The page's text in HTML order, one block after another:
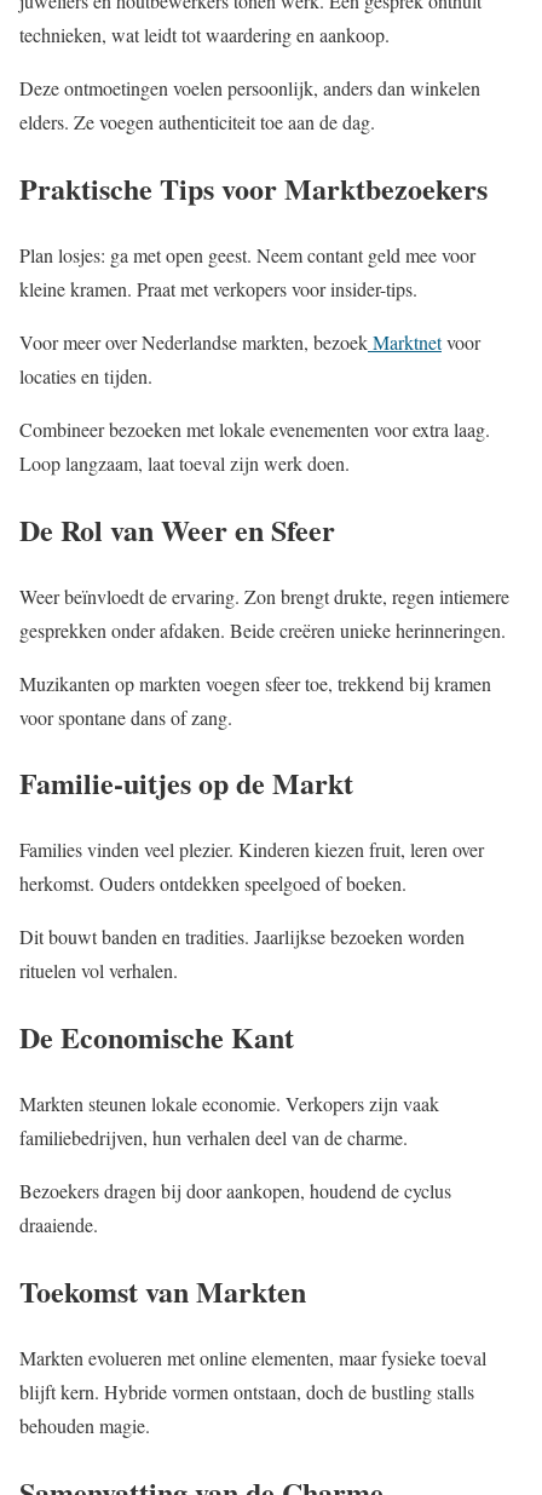
technieken, wat leidt tot waardering en aankoop.
Deze ontmoetingen voelen persoonlijk, anders dan winkelen
elders. Ze voegen authenticiteit toe aan de dag.
Praktische Tips voor Marktbezoekers
Plan losjes: ga met open geest. Neem contant geld mee voor
kleine kramen. Praat met verkopers voor insider-tips.
Voor meer over Nederlandse markten, bezoekMarktnetvoor
locaties en tijden.
Combineer bezoeken met lokale evenementen voor extra laag.
Loop langzaam, laat toeval zijn werk doen.
De Rol van Weer en Sfeer
Weer beïnvloedt de ervaring. Zon brengt drukte, regen intiemere
gesprekken onder afdaken. Beide creëren unieke herinneringen.
Muzikanten op markten voegen sfeer toe, trekkend bij kramen
voor spontane dans of zang.
Familie-uitjes op de Markt
Families vinden veel plezier. Kinderen kiezen fruit, leren over
herkomst. Ouders ontdekken speelgoed of boeken.
Dit bouwt banden en tradities. Jaarlijkse bezoeken worden
rituelen vol verhalen.
De Economische Kant
Markten steunen lokale economie. Verkopers zijn vaak
familiebedrijven, hun verhalen deel van de charme.
Bezoekers dragen bij door aankopen, houdend de cyclus
draaiende.
Toekomst van Markten
Markten evolueren met online elementen, maar fysieke toeval
blijft kern. Hybride vormen ontstaan, doch de bustling stalls
behouden magie.